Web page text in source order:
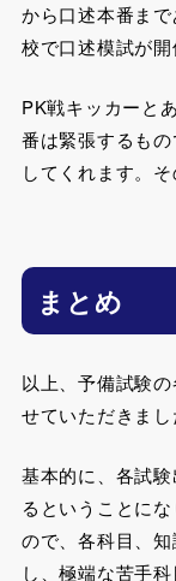
から口述本番ま
校で口述模試が開
PK戦キッカーと
番は緊張するも
してくれます。
まとめ
以上、予備試験
せていただきまし
基本的に、各試
るということに
ので、各科目、
し、極端な苦手